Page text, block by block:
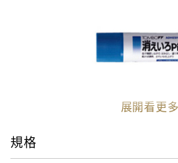
展開看更多
規格